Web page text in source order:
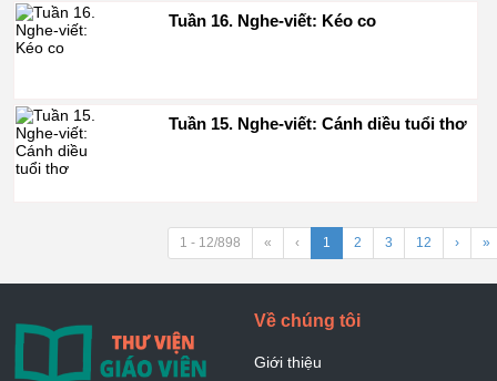
Tuần 16. Nghe-viết: Kéo co
Tuần 15. Nghe-viết: Cánh diều tuổi thơ
1 - 12/898 « ‹ 1 2 3 12 › »
Về chúng tôi
Giới thiệu